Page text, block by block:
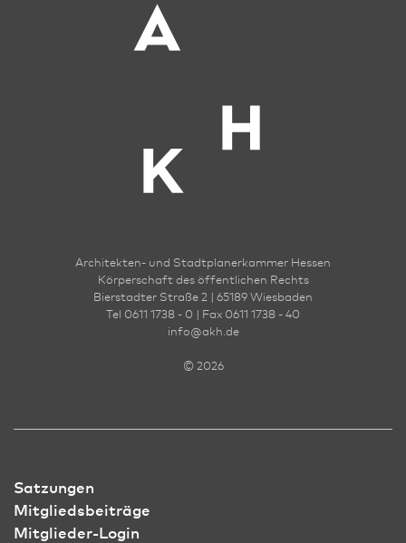
Architekten- und Stadt­planer­kammer Hessen
Körperschaft des öffentlichen Rechts
Bierstadter Straße 2 | 65189 Wies­ba­den
Tel 0611 1738 - 0 | Fax 0611 1738 - 40
info@akh.de
© 2026
Satzungen
Mitgliedsbeiträge
Mitglieder-Login